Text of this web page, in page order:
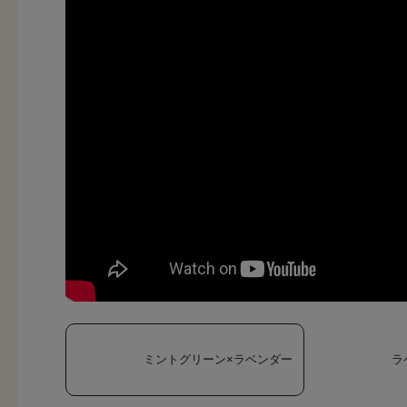
ミントグリーン×ラベンダー ラ